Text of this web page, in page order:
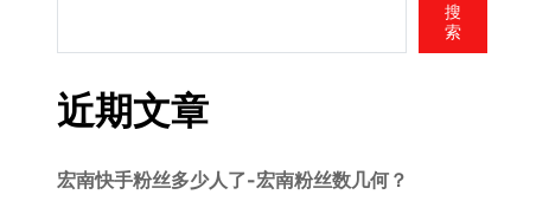
搜
索
近期文章
宏南快手粉丝多少人了-宏南粉丝数几何？